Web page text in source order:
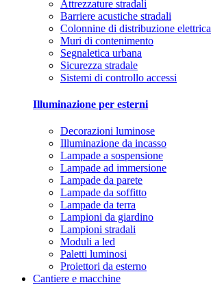
Attrezzature stradali
Barriere acustiche stradali
Colonnine di distribuzione elettrica
Muri di contenimento
Segnaletica urbana
Sicurezza stradale
Sistemi di controllo accessi
Illuminazione per esterni
Decorazioni luminose
Illuminazione da incasso
Lampade a sospensione
Lampade ad immersione
Lampade da parete
Lampade da soffitto
Lampade da terra
Lampioni da giardino
Lampioni stradali
Moduli a led
Paletti luminosi
Proiettori da esterno
Cantiere e macchine